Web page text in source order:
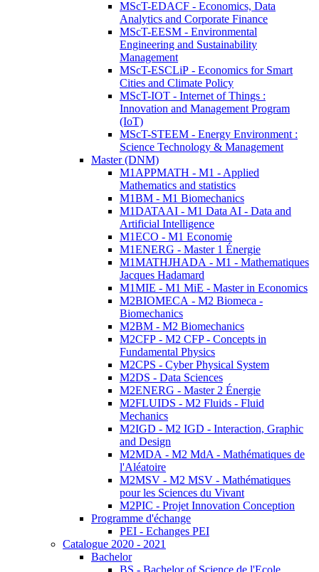
MScT-EDACF - Economics, Data
Analytics and Corporate Finance
MScT-EESM - Environmental
Engineering and Sustainability
Management
MScT-ESCLiP - Economics for Smart
Cities and Climate Policy
MScT-IOT - Internet of Things :
Innovation and Management Program
(IoT)
MScT-STEEM - Energy Environment :
Science Technology & Management
Master (DNM)
M1APPMATH - M1 - Applied
Mathematics and statistics
M1BM - M1 Biomechanics
M1DATAAI - M1 Data AI - Data and
Artificial Intelligence
M1ECO - M1 Economie
M1ENERG - Master 1 Énergie
M1MATHJHADA - M1 - Mathematiques
Jacques Hadamard
M1MIE - M1 MiE - Master in Economics
M2BIOMECA - M2 Biomeca -
Biomechanics
M2BM - M2 Biomechanics
M2CFP - M2 CFP - Concepts in
Fundamental Physics
M2CPS - Cyber Physical System
M2DS - Data Sciences
M2ENERG - Master 2 Énergie
M2FLUIDS - M2 Fluids - Fluid
Mechanics
M2IGD - M2 IGD - Interaction, Graphic
and Design
M2MDA - M2 MdA - Mathématiques de
l'Aléatoire
M2MSV - M2 MSV - Mathématiques
pour les Sciences du Vivant
M2PIC - Projet Innovation Conception
Programme d'échange
PEI - Echanges PEI
Catalogue 2020 - 2021
Bachelor
BS - Bachelor of Science de l'Ecole